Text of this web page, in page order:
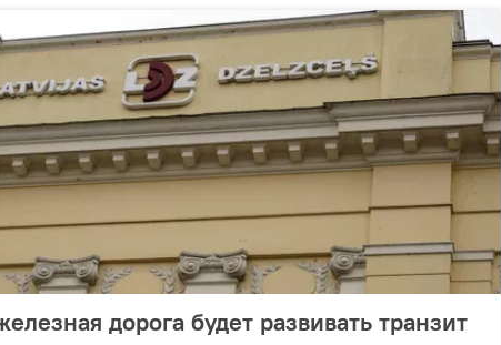
дорога будет развивать транзит